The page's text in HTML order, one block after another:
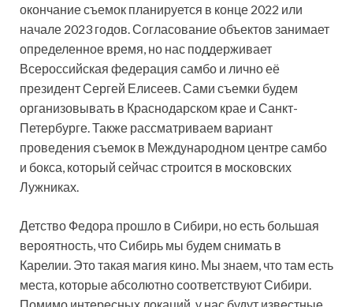
окончание съемок планируется в конце 2022 или
начале 2023 годов. Согласование объектов занимает
определенное время, но нас поддерживает
Всероссийская федерация самбо и лично её
президент Сергей Елисеев. Сами съемки будем
организовывать в Краснодарском крае и Санкт-
Петербурге. Также рассматриваем вариант
проведения съемок в Международном центре самбо
и бокса, который сейчас строится в московских
Лужниках.
Детство Федора прошло в Сибири, но есть большая
вероятность, что Сибирь мы будем снимать в
Карелии. Это такая магия кино. Мы знаем, что там есть
места, которые абсолютно соответствуют Сибири.
Помимо интересных локаций, у нас будут известные